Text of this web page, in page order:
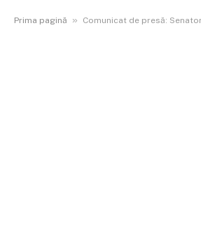
Prima pagină » Comunicat de presă: Senatorul PSD Doina